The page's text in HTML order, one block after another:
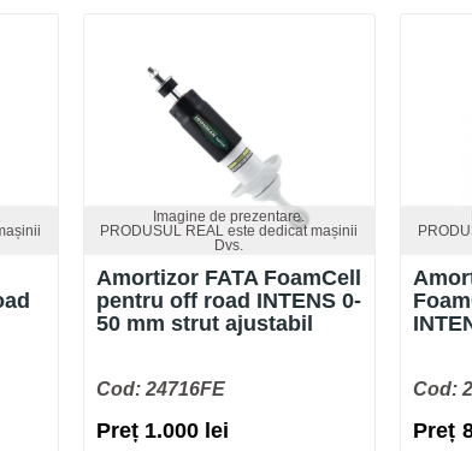
Imagine de prezentare.
PRODUSUL REAL este dedicat mașinii
Dvs.
Amortizor FATA FoamCell
pentru off road INTENS 0-
50 mm strut ajustabil
Cod: 24716FE
Preț 1.000 lei
Cod:
Preț